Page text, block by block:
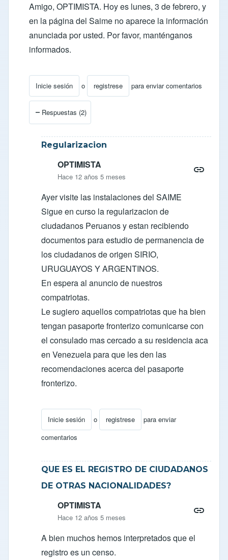
Amigo, OPTIMISTA. Hoy es lunes, 3 de febrero, y
en la página del Saime no aparece la información
anunciada por usted. Por favor, manténganos
informados.
Inicie sesión o registrese para enviar comentarios
En respuesta aSE INICIA REGULARIZACION DE
Respuestas (2)
Regularizacion
OPTIMISTA
Hace 12 años 5 meses
Ayer visite las instalaciones del SAIME
Sigue en curso la regularizacion de
ciudadanos Peruanos y estan recibiendo
documentos para estudio de permanencia de
los ciudadanos de origen SIRIO,
URUGUAYOS Y ARGENTINOS.
En espera al anuncio de nuestros
compatriotas.
Le sugiero aquellos compatriotas que ha bien
tengan pasaporte fronterizo comunicarse con
el consulado mas cercado a su residencia aca
en Venezuela para que les den las
recomendaciones acerca del pasaporte
fronterizo.
Inicie sesión o registrese
para enviar
comentarios
En respuesta a Respuesta para OPTIMISTA
QUE ES EL REGISTRO DE CIUDADANOS
DE OTRAS NACIONALIDADES?
OPTIMISTA
Hace 12 años 5 meses
A bien muchos hemos interpretados que el
registro es un censo.